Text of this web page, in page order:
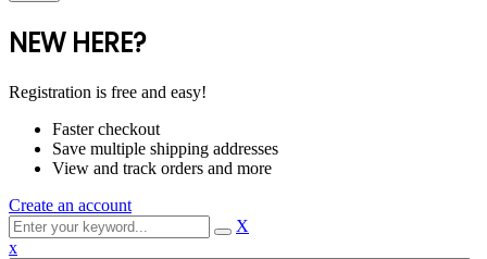
NEW HERE?
Registration is free and easy!
Faster checkout
Save multiple shipping addresses
View and track orders and more
Create an account
X
x